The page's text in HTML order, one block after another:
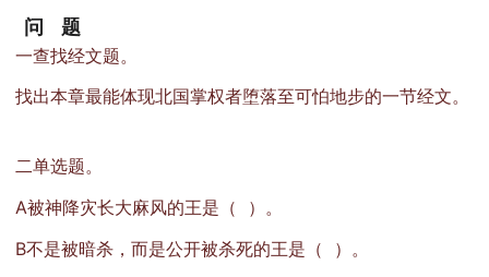
问 题
一查找经文题。
找出本章最能体现北国掌权者堕落至可怕地步的一节经文。
二单选题。
A被神降灾长大麻风的王是（ ）。
B不是被暗杀，而是公开被杀死的王是（ ）。